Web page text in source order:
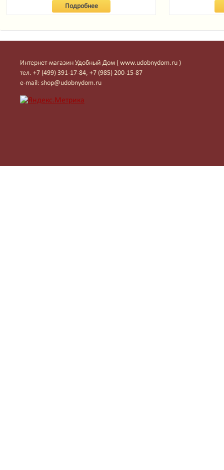
Подробнее
Интернет-магазин Удобный Дом ( www.udobnydom.ru )
тел. +7 (499) 391-17-84, +7 (985) 200-15-87
e-mail: shop@udobnydom.ru